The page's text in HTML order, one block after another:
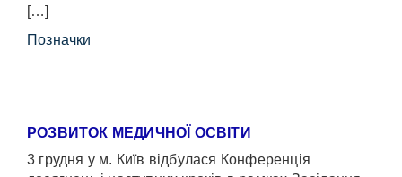
[…]
Позначки
РОЗВИТОК МЕДИЧНОЇ ОСВІТИ
3 грудня у м. Київ відбулася Конференція